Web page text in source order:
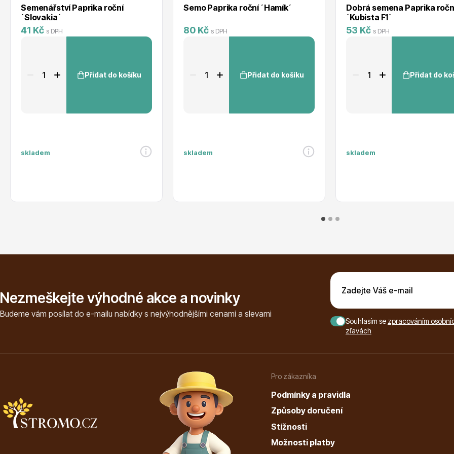
Semenářství Paprika roční
´Slovakia´
41 Kč s DPH
Přidat do košíku
skladem
Semo Paprika roční ´Hamík´
80 Kč s DPH
Přidat do košíku
skladem
Dobrá semena Paprika
´Kubista F1´
53 Kč s DPH
Přidat do
skladem
Nezmeškejte výhodné akce a novinky
Budeme vám posílat do e-mailu nabídky s nejvýhodnějšími cenami a slevami
Souhlasím se zpracováním
zľavách
Pro zákazníka
Podmínky a pravidla
Způsoby doručení
Stížnosti
Možnosti platby